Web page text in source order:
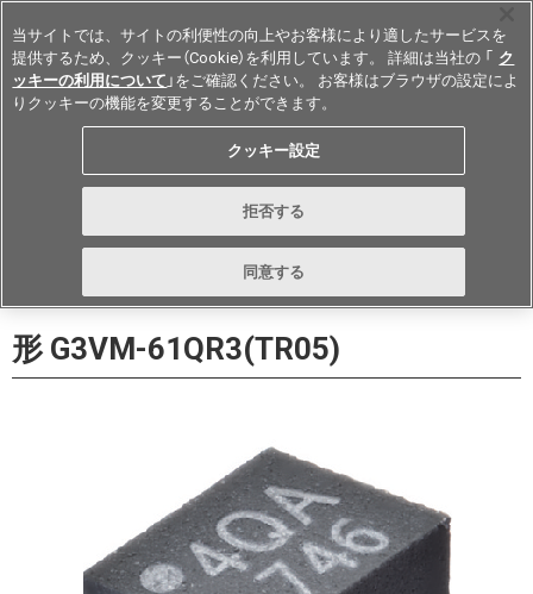
Japan
お問い合わせ
形 G3VM-61QR3(TR05)
当サイトでは、サイトの利便性の向上やお客様により適したサービスを
提供するため、クッキー（Cookie）を利用しています。 詳細は当社の 「 ク
ッキーの利用について 」をご確認ください。 お客様はブラウザの設定によ
りクッキーの機能を変更することができます。
クッキー設定
拒否する
同意する